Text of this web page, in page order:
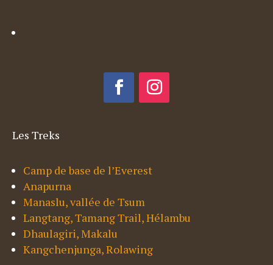
Les Treks
Camp de base de l’Everest
Anapurna
Manaslu, vallée de Tsum
Langtang, Tamang Trail, Hélambu
Dhaulagiri, Makalu
Kangchenjunga, Rolawing